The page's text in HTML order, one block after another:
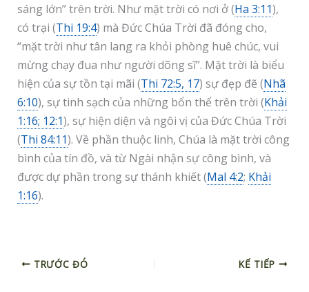
sáng lớn” trên trời. Như mặt trời có nơi ở (Ha 3:11),
có trại (Thi 19:4) mà Đức Chúa Trời đã đóng cho,
“mặt trời như tân lang ra khỏi phòng huê chúc, vui
mừng chạy đua như người dõng sĩ”. Mặt trời là biểu
hiện của sự tồn tại mãi (Thi 72:5, 17) sự đẹp đẽ (Nhã
6:10), sự tinh sạch của những bổn thể trên trời (Khải
1:16; 12:1), sự hiện diện và ngôi vị của Đức Chúa Trời
(Thi 84:11). Về phần thuộc linh, Chúa là mặt trời công
bình của tín đồ, và từ Ngài nhận sự công bình, và
được dự phần trong sự thánh khiết (Mal 4:2; Khải
1:16).
TRƯỚC ĐÓ KẾ TIẾP